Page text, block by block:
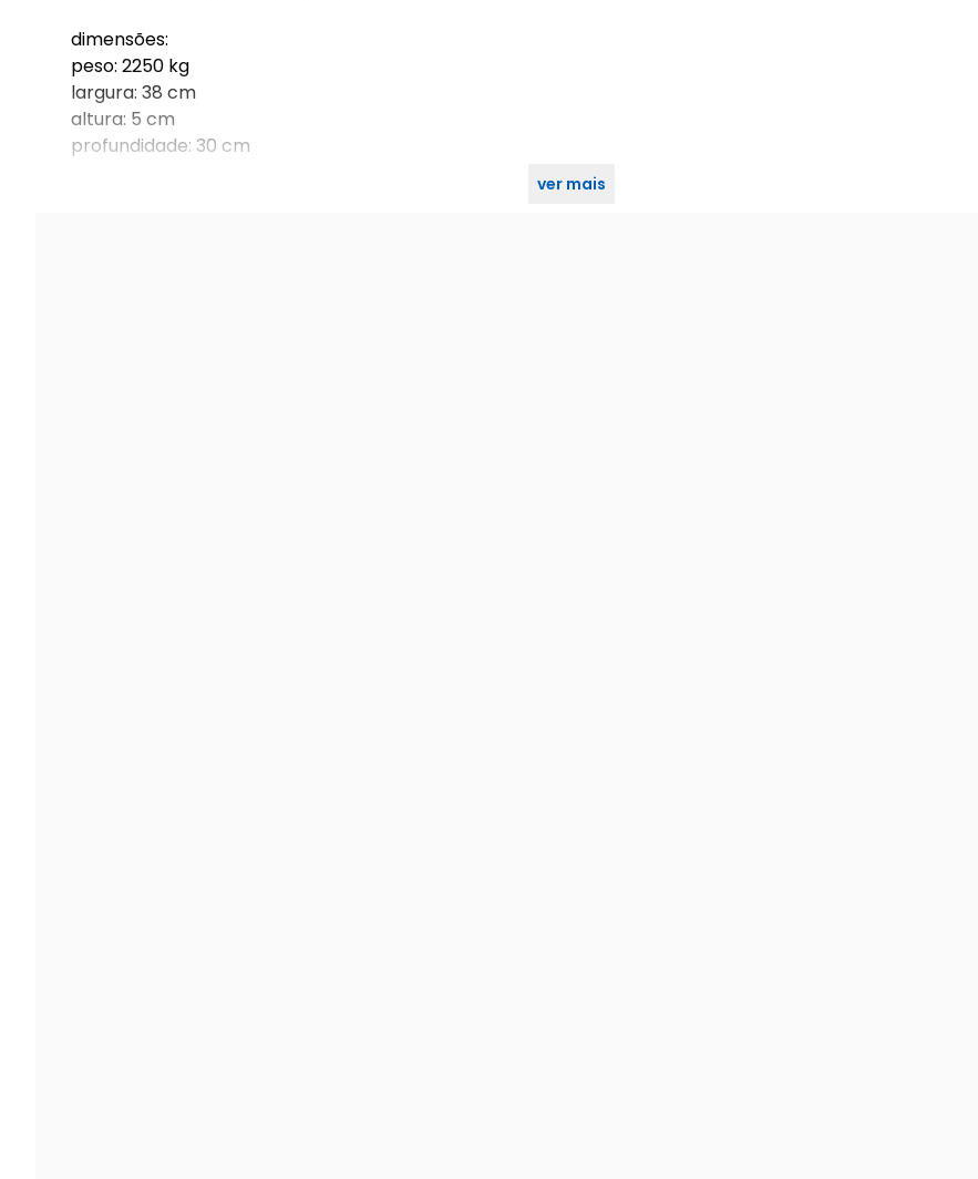
dimensões:
peso: 2250 kg
largura: 38 cm
altura: 5 cm
profundidade: 30 cm
ver mais